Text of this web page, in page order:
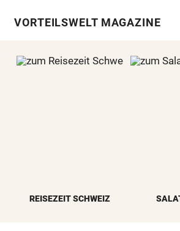
VORTEILSWELT MAGAZINE
REISEZEIT SCHWEIZ